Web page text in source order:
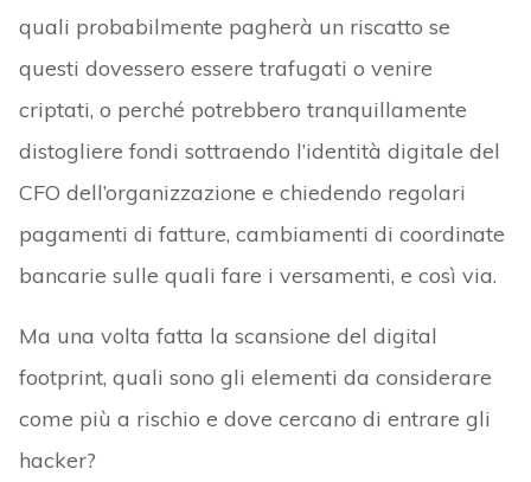
quali probabilmente pagherà un riscatto se
questi dovessero essere trafugati o venire
criptati, o perché potrebbero tranquillamente
distogliere fondi sottraendo l’identità digitale del
CFO dell’organizzazione e chiedendo regolari
pagamenti di fatture, cambiamenti di coordinate
bancarie sulle quali fare i versamenti, e così via.
Ma una volta fatta la scansione del digital
footprint, quali sono gli elementi da considerare
come più a rischio e dove cercano di entrare gli
hacker?